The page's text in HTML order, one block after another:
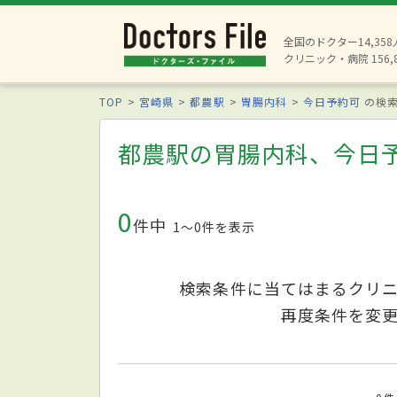
全国のドクター14,358
クリニック・病院
TOP 宮崎県 都農駅 胃腸内科 今日予約可 の検
都農駅の胃腸内科、今日
0件中 1〜0件を表示
検索条件に当てはまるクリ
再度条件を変